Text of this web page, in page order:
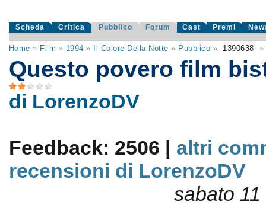
Scheda Critica Pubblico Forum Cast Premi
Home » Film » 1994 » Il Colore Della Notte » Pubblico » 1390638 »
Questo povero film
di LorenzoDV
Feedback: 2506 | altri
recensioni di LorenzoDV
sabato